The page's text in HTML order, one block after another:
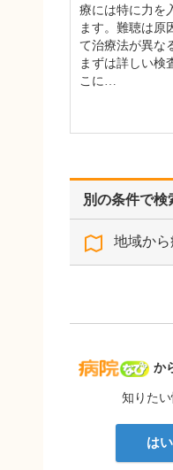
別の条件で検
地域か
病
か
知りた
はい
療には特に力を
ます。難聴は原
て治療法が異な
まずは詳しい検
こに…